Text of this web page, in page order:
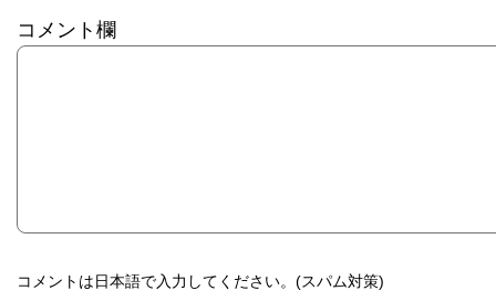
コメント欄
コメントは日本語で入力してください。(スパム対策)